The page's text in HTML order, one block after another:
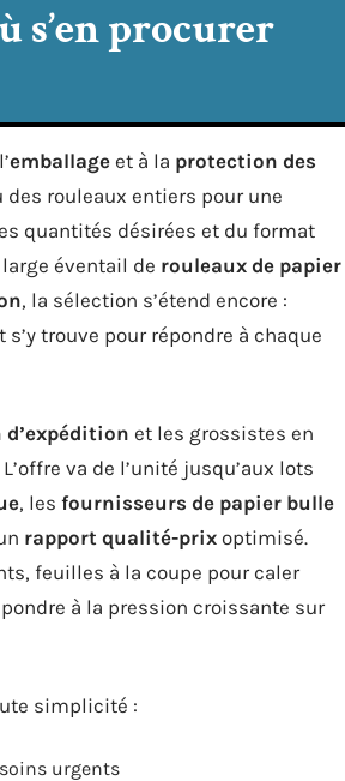
procurer
emballage et à la protection des
des rouleaux entiers pour une
quantités désirées et du format
éventail de rouleaux de papier
, la sélection s’étend encore :
trouve pour répondre à chaque
et les grossistes en
va de l’unité jusqu’aux lots
, les fournisseurs de papier bulle
rapport qualité-prix optimisé.
feuilles à la coupe pour caler
à la pression croissante sur
simplicité :
urgents